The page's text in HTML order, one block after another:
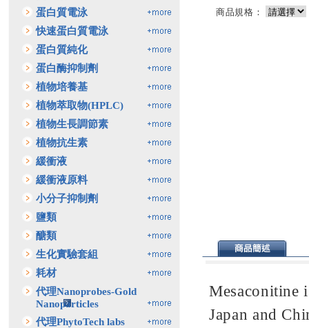
蛋白質電泳
快速蛋白質電泳
蛋白質純化
蛋白酶抑制劑
植物培養基
植物萃取物(HPLC)
植物生長調節素
植物抗生素
緩衝液
緩衝液原料
小分子抑制劑
鹽類
醣類
生化實驗套組
耗材
代理Nanoprobes-Gold
Nanoparticles
代理PhytoTech labs
商品規格：
Mesaconitine
Japan and